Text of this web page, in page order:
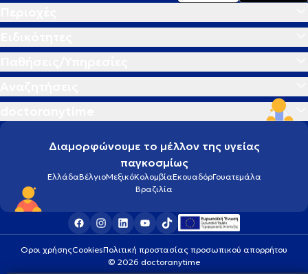
Διαμορφώνουμε το μέλλον της υγείας
παγκοσμίως
ΕλλάδαΒέλγιοΜεξικόΚολομβίαΕκουαδόρΓουατεμάλα
Βραζιλία
Οροι χρήσηςCookiesΠολιτική προστασίας προσωπικού απορρήτου
© 2026 doctoranytime